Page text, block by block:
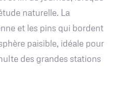
naturelle. La
et les pins qui bordent
paisible, idéale pour
des grandes stations